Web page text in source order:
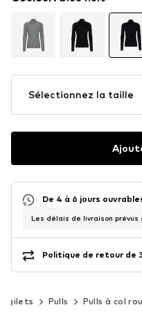
Sélectionnez la taille
De 4 à 6 jours
Les délais de livraison
Politique de retour de
gilets Pulls Pulls à col